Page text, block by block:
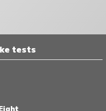
tests